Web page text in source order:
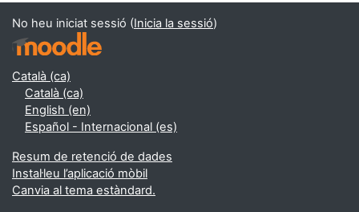
No heu iniciat sessió (Inicia la sessió)
Català ‎(ca)‎
Català ‎(ca)‎
English ‎(en)‎
Español - Internacional ‎(es)‎
Resum de retenció de dades
Instal·leu l’aplicació mòbil
Canvia al tema estàndard.